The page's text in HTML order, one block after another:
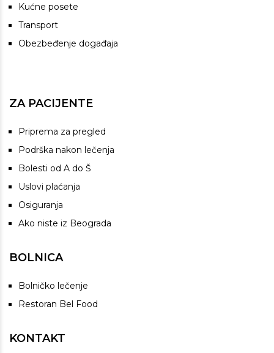
Kućne posete
Transport
Obezbeđenje događaja
ZA PACIJENTE
Priprema za pregled
Podrška nakon lečenja
Bolesti od A do Š
Uslovi plaćanja
Osiguranja
Ako niste iz Beograda
BOLNICA
Bolničko lečenje
Restoran Bel Food
KONTAKT